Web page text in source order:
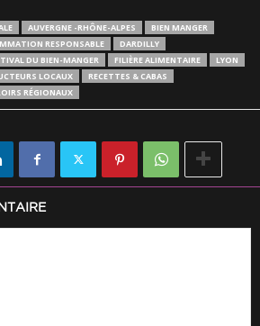
AUVERGNE -RHÔNE-ALPES
BIEN MANGER
RESPONSABLE
DARDILLY
DU BIEN-MANGER FILIÈRE ALIMENTAIRE
LYON
LOCAUX
RECETTES & CABAS
RÉGIONAUX